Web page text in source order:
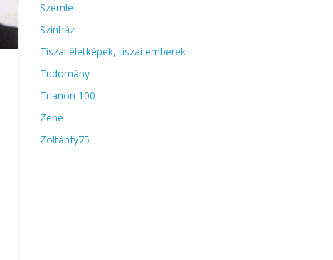
Szemle
Színház
Tiszai életképek, tiszai emberek
Tudomány
Trianon 100
Zene
Zoltánfy75